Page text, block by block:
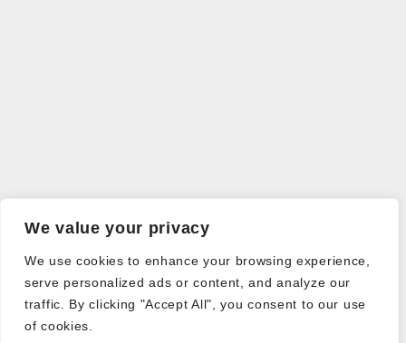
We value your privacy
We use cookies to enhance your browsing experience,
serve personalized ads or content, and analyze our
traffic. By clicking "Accept All", you consent to our use
of cookies.